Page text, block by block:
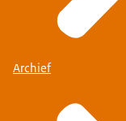
Archief